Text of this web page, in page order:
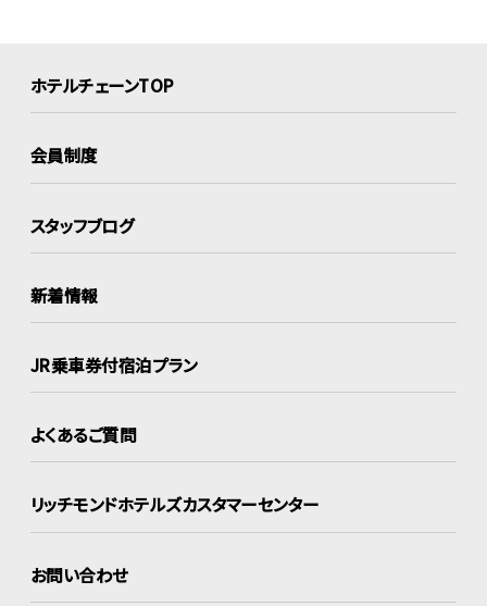
ホテルチェーンTOP
会員制度
スタッフブログ
新着情報
JR乗車券付宿泊プラン
よくあるご質問
リッチモンドホテルズカスタマーセンター
お問い合わせ